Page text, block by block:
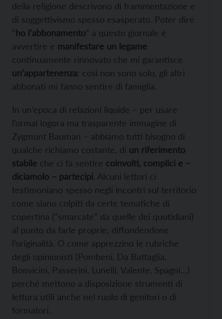
della religione descrivono di frammentazione e
di soggettivismo spesso esasperato. Poter dire
“ho l’abbonamento” a questo giornale è
avvertire e manifestare un legame
continuamente rinnovato che mi garantisce
un’appartenenza: così non sono solo, gli altri
abbonati mi fanno sentire di famiglia.
In un’epoca di relazioni liquide – per usare
l’ormai logora ma trasparente immagine di
Zygmunt Bauman – abbiamo tutti bisogno di
qualche richiamo costante, di un riferimento
stabile che ci fa sentire coinvolti, complici e –
diciamolo – partecipi. Alcuni lettori ci
testimoniano spesso negli incontri sul territorio
come siano colpiti da certe tematiche di
copertina (“smarcate” da quelle dei quotidiani)
al punto da farle proprie, diffondendone
l’originalità. O come apprezzino le rubriche
degli opinionisti (Pombeni, Da Battaglia,
Bonvicini, Passerini, Lunelli, Valente, Spagni…)
perché mettono a disposizione strumenti di
lettura utili anche nel ruolo di genitori o di
formatori.